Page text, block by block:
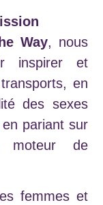
Way, nous
inspirer et
en
des sexes
pariant sur
moteur de
femmes et